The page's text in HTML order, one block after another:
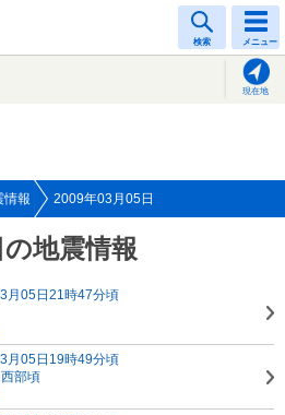
検索 メニュー
現在地
情報 2009年03月05日
地震情報
月05日21時47分頃
月05日19時49分頃
部頃